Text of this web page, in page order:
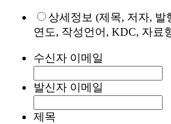
상세정보 (제목, 저자, 발
연도, 작성언어, KDC, 자료
수신자 이메일
발신자 이메일
제목